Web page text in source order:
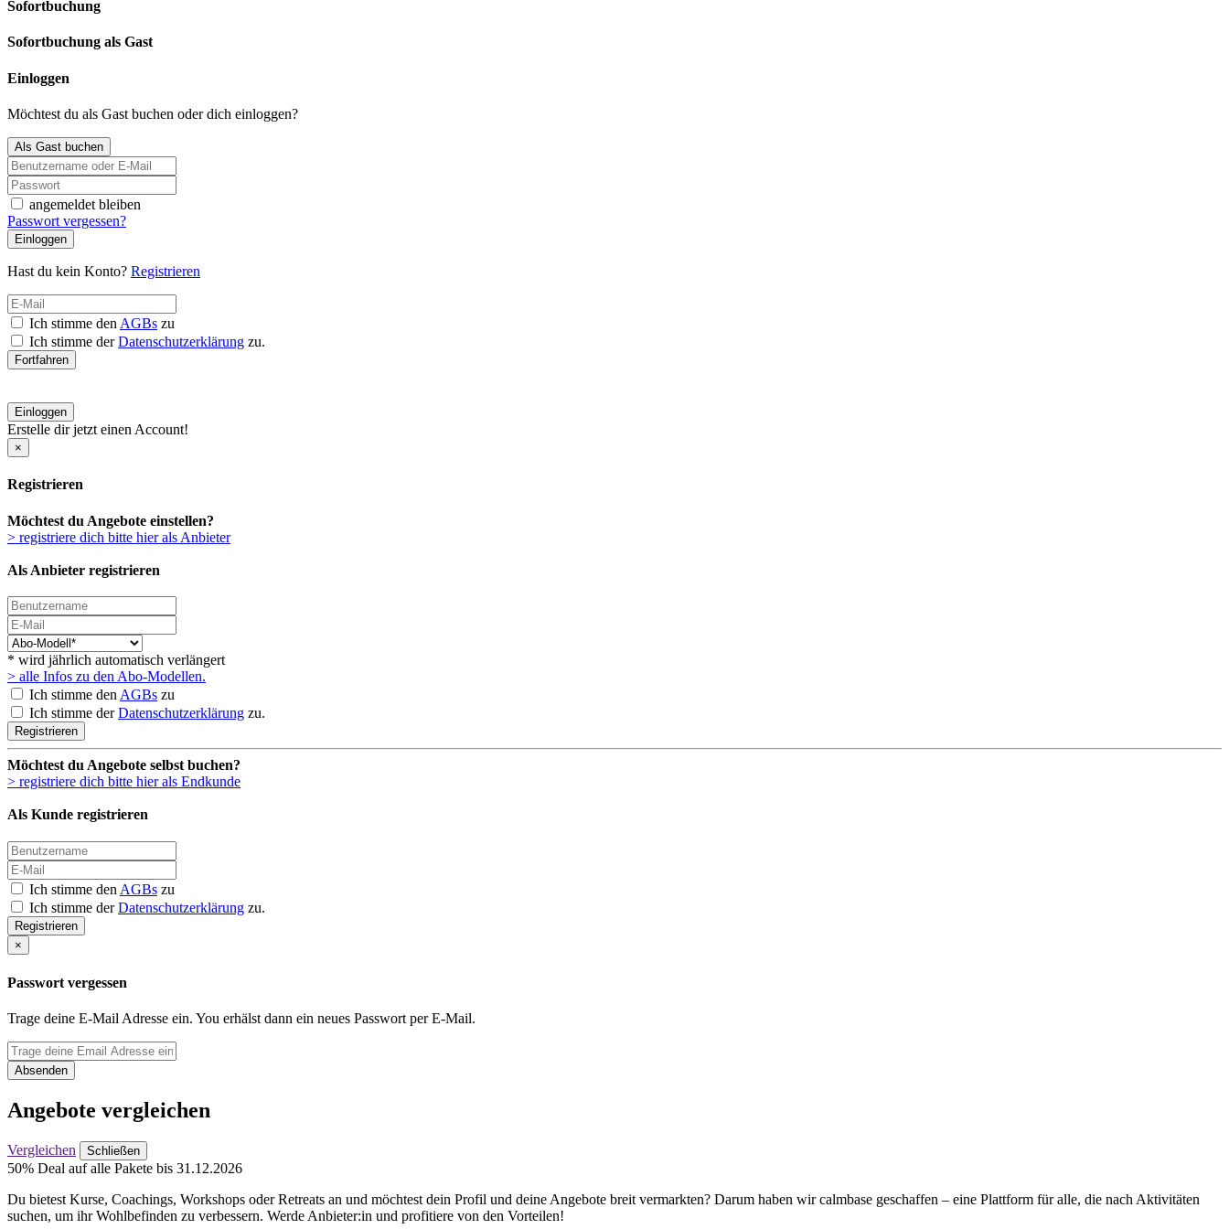
Sofortbuchung
Sofortbuchung als Gast
Einloggen
Möchtest du als Gast buchen oder dich einloggen?
Als Gast buchen
angemeldet bleiben
Passwort vergessen?
Einloggen
Hast du kein Konto? Registrieren
Ich stimme den AGBs zu
Ich stimme derDatenschutzerklärung zu.
Fortfahren
Einloggen
Erstelle dir jetzt einen Account!
×
Registrieren
Möchtest du Angebote einstellen?
> registriere dich bitte hier als Anbieter
Als Anbieter registrieren
* wird jährlich automatisch verlängert
> alle Infos zu den Abo-Modellen.
Ich stimme denAGBs zu
Ich stimme derDatenschutzerklärung zu.
Registrieren
Möchtest du Angebote selbst buchen?
> registriere dich bitte hier als Endkunde
Als Kunde registrieren
Ich stimme den AGBs zu
Ich stimme derDatenschutzerklärung zu.
Registrieren
×
Passwort vergessen
Trage deine E-Mail Adresse ein. You erhälst dann ein neues Passwort per E-Mail.
Absenden
Angebote vergleichen
Vergleichen Schließen
50% Deal auf alle Pakete bis 31.12.2026
Du bietest Kurse, Coachings, Workshops oder Retreats an und möchtest dein Profil und deine Angebote breit vermarkten? Darum haben wir calmbase geschaffen – eine Plattform für alle, die nach Aktivitäten
suchen, um ihr Wohlbefinden zu verbessern. Werde Anbieter:in und profitiere von den Vorteilen!